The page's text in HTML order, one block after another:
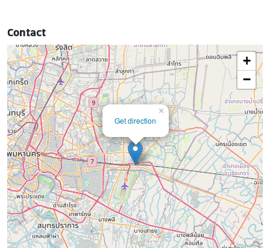
Contact
Get direction
×
+
−